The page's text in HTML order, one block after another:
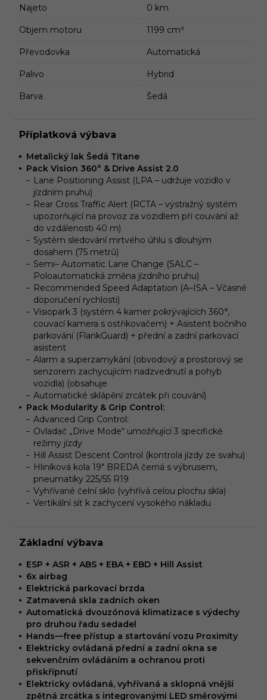
Najeto 0 km
Objem motoru 1199 cm³
Převodovka Automatická
Palivo Hybrid
Barva Šedá
Příplatková výbava
Metalický lak Šedá Titane
Pack Vision 360° & Drive Assist 2.0
Lane Positioning Assist (LPA – udržuje vozidlo v
jízdním pruhu)
Rear Cross Traffic Alert (RCTA – výstražný systém
upozorňující na provoz za vozidlem při couvání až
do vzdálenosti 40 m)
Systém sledování mrtvého úhlu s dlouhým
dosahem (75 metrů)
Semi– Automatic Lane Change (SALC –
Poloautomatická změna jízdního pruhu)
Recommended Speed Adaptation (A–ISA – Včasné
doporučení rychlosti)
Visiopark 3 (systém 4 kamer pokrývajících 360°,
couvací kamera s ostřikovačem) + Asistent bočního
parkování (FlankGuard) + přední a zadní parkovací
asistent
Alarm a superzamykání (obvodový a prostorový se
senzorem zachycujícím nadzvednutí a pohyb
vozidla) (obsahuje
Automatické sklápění zrcátek při couvání)
Pack Modularity & Grip Control:
Advanced Grip Control:
Ovladač „Drive Mode“ umožňující 3 specifické
režimy jízdy
Hill Assist Descent Control (kontrola jízdy ze svahu)
Hliníková kola 19" BREDA černá s výbrusem,
pneumatiky 225/55 R19
Vyhřívané čelní sklo (vyhřívá celou plochu skla)
Vertikální síť k zachycení vysokého nákladu
Základní výbava
ESP + ASR + ABS + EBA + EBD + Hill Assist
6x airbag
Elektrická parkovací brzda
Zatmavená skla zadních oken
Automatická dvouzónová klimatizace s výdechy
pro druhou řadu sedadel
Hands—free přístup a startování vozu Proximity
Elektricky ovládaná přední a zadní okna se
sekvenčním ovládáním a ochranou proti
přiskřípnutí
Elektricky ovládaná, vyhřívaná a sklopná vnější
zpětná zrcátka s integrovanými LED směrovými